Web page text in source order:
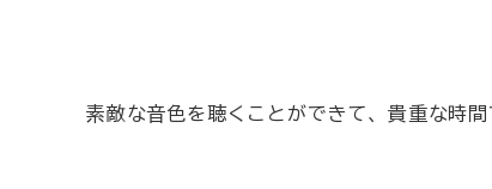
素敵な音色を聴くことができて、貴重な時